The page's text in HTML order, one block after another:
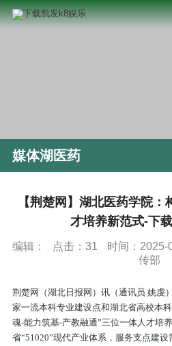
媒体湖医药
【荆楚网】湖北医药学院：
才培养新范式-下
编辑： 点击： 31 时间：2025-
传部
荆楚网（湖北日报网）讯（通讯员 姚虔
家一流本科专业建设点和湖北省高校本
魂-能力筑基-产教融通”三位一体人才培
省“51020”现代产业体系，服务支点建